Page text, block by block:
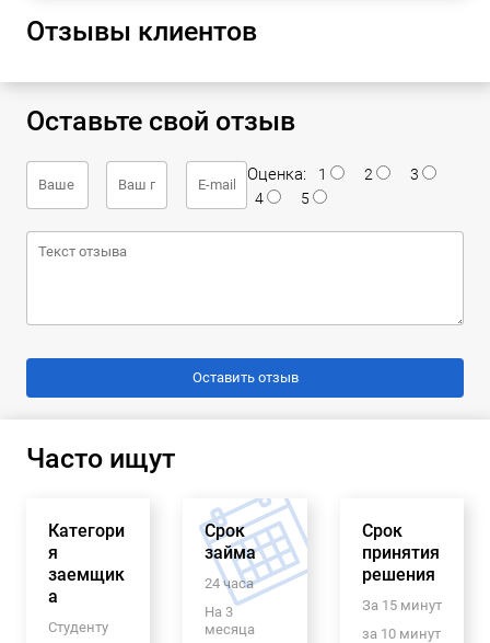
Отзывы клиентов
Оставьте свой отзыв
Оценка: 1 2
3
4
5
Часто ищут
Категори
я
заемщик
а
Студенту
Срок
займа
24 часа
На 3
месяца
Срок
принятия
решения
За 15 минут
за 10 минут